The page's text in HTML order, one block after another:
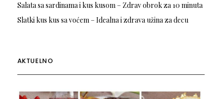
Salata sa sardinama i kus kusom – Zdrav obrok za 10 minuta
Slatki kus kus sa voćem – Idealna i zdrava užina za decu
AKTUELNO